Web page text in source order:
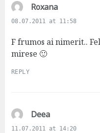
Roxanas
a
s
08.07.2011 at 11:58
F frumos ai nimerit..
mirese 🙂
REPLY
Deeas
a
11.07.2011 at 14:20